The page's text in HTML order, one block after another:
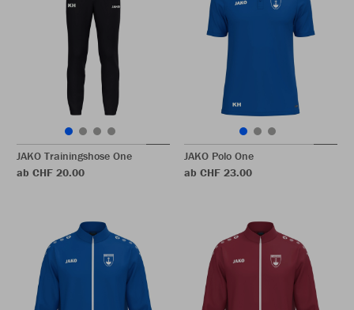
JAKO Trainingshose One
ab CHF 20.00
JAKO Polo One
ab CHF 23.00